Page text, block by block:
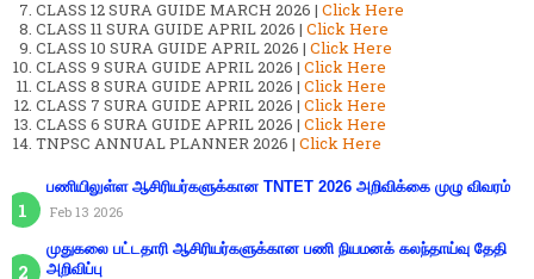
CLASS 12 SURA GUIDE MARCH 2026 | Click Here
CLASS 11 SURA GUIDE APRIL 2026 | Click Here
CLASS 10 SURA GUIDE APRIL 2026 | Click Here
CLASS 9 SURA GUIDE APRIL 2026 | Click Here
CLASS 8 SURA GUIDE APRIL 2026 | Click Here
CLASS 7 SURA GUIDE APRIL 2026 | Click Here
CLASS 6 SURA GUIDE APRIL 2026 | Click Here
TNPSC ANNUAL PLANNER 2026 | Click Here
பணியிலுள்ள ஆசிரியர்களுக்கான TNTET 2026 அறிவிக்கை முழு விவரம்
Feb 13 2026
முதுகலை பட்டதாரி ஆசிரியர்களுக்கான பணி நியமனக் கலந்தாய்வு தேதி
அறிவிப்பு